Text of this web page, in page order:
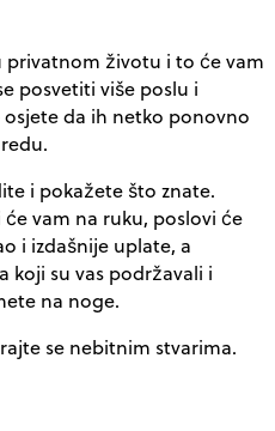
privatnom životu i to će vam
posvetiti više poslu i
da ih netko ponovno
i pokažete što znate.
vam na ruku, poslovi će
i izdašnije uplate, a
koji su vas podržavali i
na noge.
se nebitnim stvarima.